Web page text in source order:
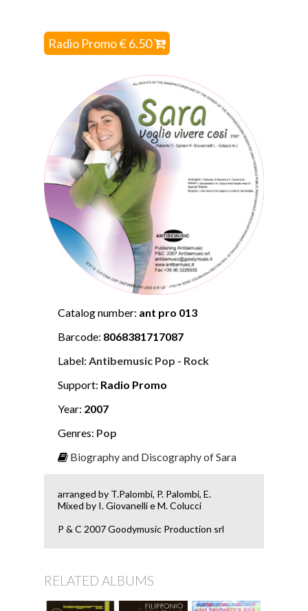
Radio Promo € 6.50
Catalog number: ant pro 013
Barcode: 8068381717087
Label: Antibemusic Pop - Rock
Support: Radio Promo
Year: 2007
Genres: Pop
Biography and Discography of Sara
arranged by T.Palombi, P. Palombi, E.
Mixed by I. Giovanelli e M. Colucci
P & C 2007 Goodymusic Production srl
RELATED ALBUMS